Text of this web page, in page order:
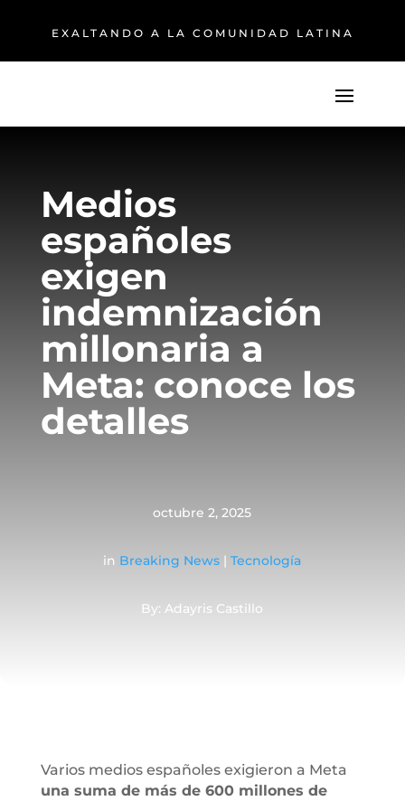
EXALTANDO A LA COMUNIDAD LATINA
Medios
españoles
exigen
indemnización
millonaria a
Meta: conoce los
detalles
octubre 2, 2025
in Breaking News |Tecnología
By: Adayris Castillo
Varios medios españoles exigieron a Meta
una suma de más de 600 millones de